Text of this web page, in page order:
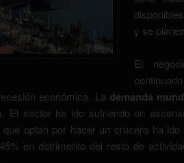
y se
El
económica. La demanda
El sector ha ido sufriendo un
optan por hacer un crucero ha
en detrimento del resto de